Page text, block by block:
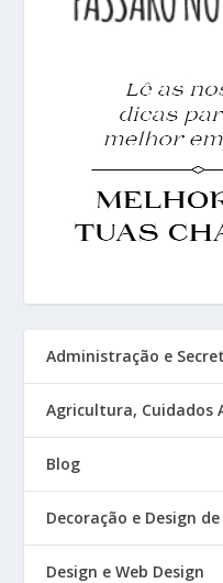
Administração e
Agricultura, Cuidados
Blog
Decoração e Design
Design e Web Design